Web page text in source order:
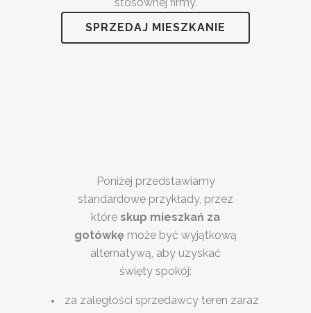
SPRZEDAJ MIESZKANIE
Poniżej przedstawiamy
standardowe przykłady, przez
które skup mieszkań za
gotówkę może być wyjątkową
alternatywą, aby uzyskać
święty spokój:
za zaległości sprzedawcy teren zaraz